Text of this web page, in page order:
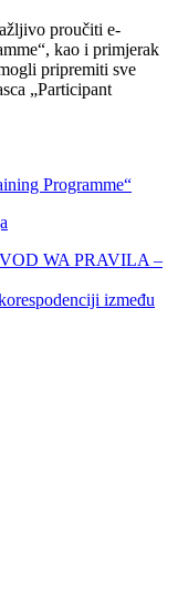
proučiti e-
kao i primjerak
pripremiti sve
„Participant
Programme“
WA PRAVILA –
između